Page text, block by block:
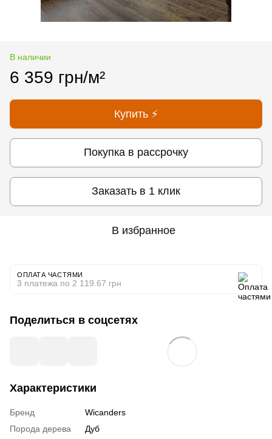
В наличии
6 359 грн/м²
Купить ⚡
Покупка в рассрочку
Заказать в 1 клик
В избранное
ОПЛАТА ЧАСТЯМИ
3 платежа по 2 119.67 грн
Поделиться в соцсетях
Характеристики
Бренд
Wicanders
Порода дерева
Дуб